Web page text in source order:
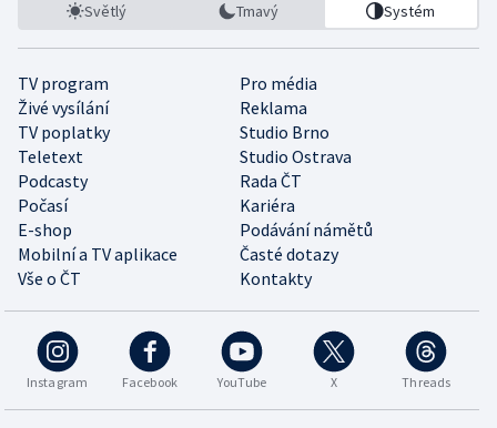
Světlý Tmavý Systém
TV program
Pro média
Živé vysílání
Reklama
TV poplatky
Studio Brno
Teletext
Studio Ostrava
Podcasty
Rada ČT
Počasí
Kariéra
E-shop
Podávání námětů
Mobilní a TV aplikace
Časté dotazy
Vše o ČT
Kontakty
Instagram Facebook YouTube X Threads